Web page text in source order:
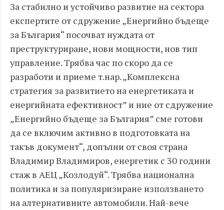
За стабилно и устойчиво развитие на сектора
експертите от сдружение „Енергийно бъдеще
за България“ посочват нуждата от
преструктуриране, нови мощности, нов тип
управление. Трябва час по скоро да се
разработи и приеме т.нар. „Комплексна
стратегия за развитието на енергетиката и
енергийната ефективност” и ние от сдружение
„Енергийно бъдеще за България” сме готови
да се включим активно в подготовката на
такъв документ“, допълни от своя страна
Владимир Владимиров, енергетик с 30 години
стаж в АЕЦ „Козлодуй“. Трябва национална
политика и за популяризиране използването
на алтернативните автомобили. Най-вече